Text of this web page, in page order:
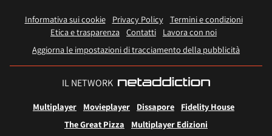
Informativa sui cookie Privacy Policy
Termini e condizioni
Etica e trasparenza Contatti
Lavora con noi
Aggiorna le impostazioni di tracciamento della pubblicità
IL NETWORK
Multiplayer Movieplayer Dissapore
Fidelity House
The Great Pizza
Multiplayer Edizioni